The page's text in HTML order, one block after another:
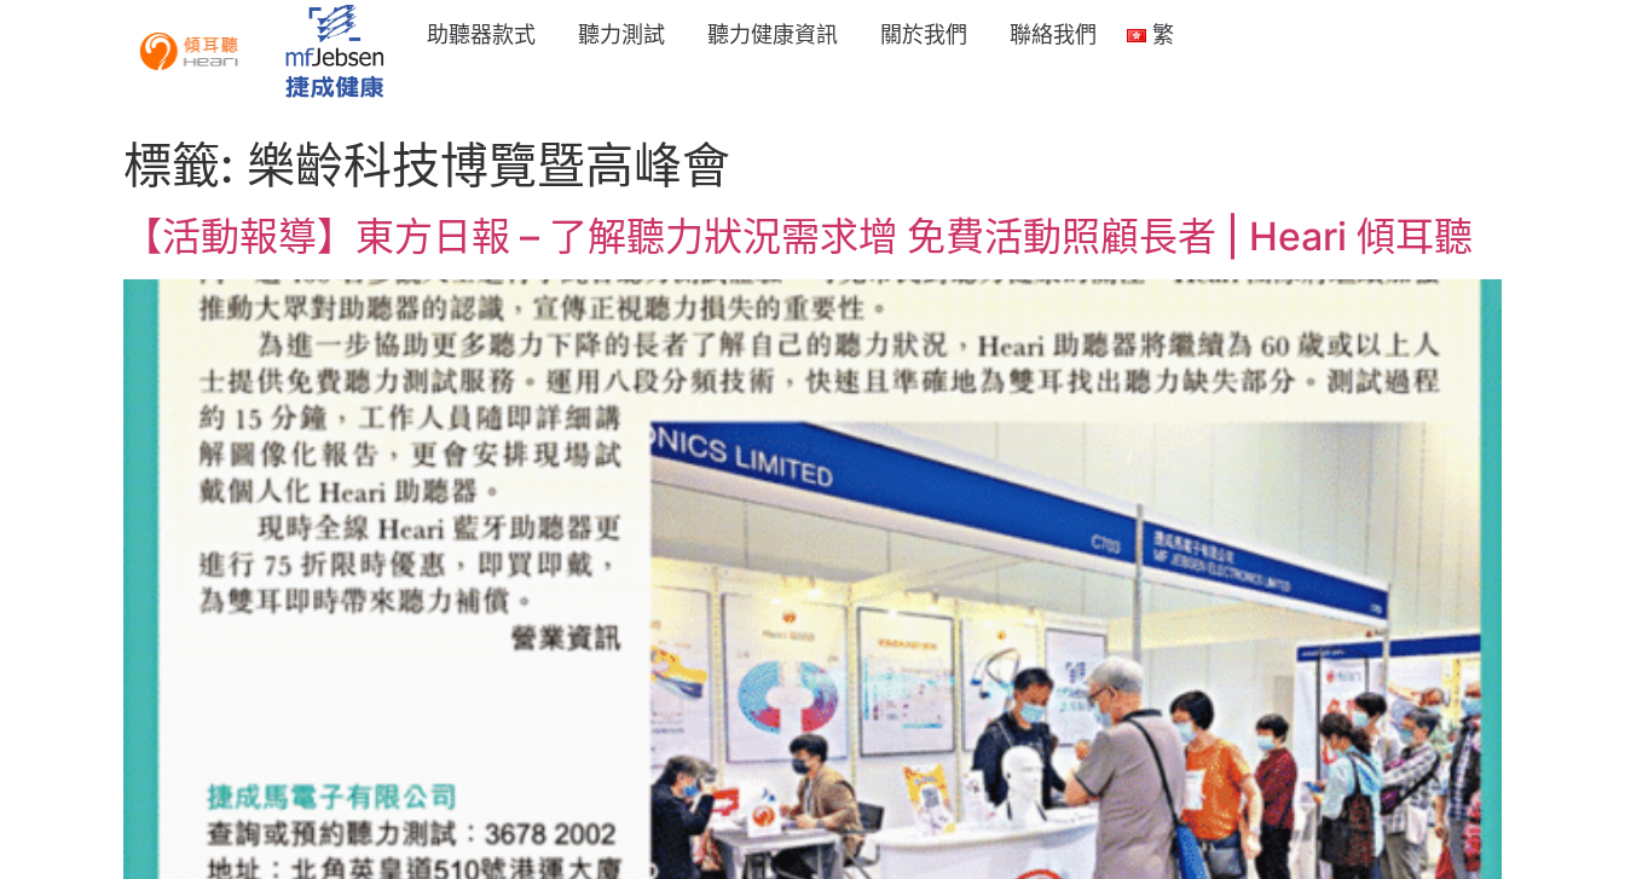
助聽器款式 聽力測試 聽力健康資訊 關於我們 聯絡我們 繁
標籤: 樂齡科技博覽暨高峰會
【活動報導】東方日報 – 了解聽力狀況需求增 免費活動照顧長者 | Heari 傾耳聽